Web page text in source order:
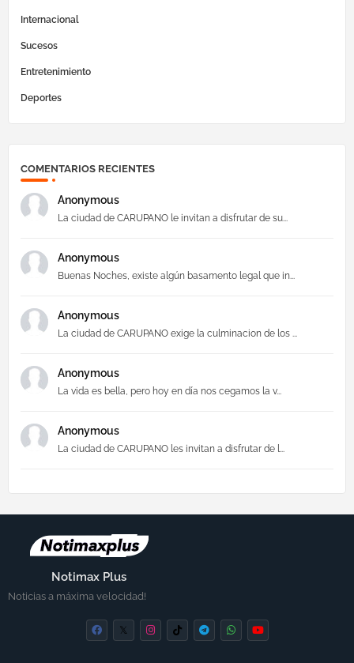
Internacional
Sucesos
Entretenimiento
Deportes
COMENTARIOS RECIENTES
Anonymous
La ciudad de CARUPANO le invitan a disfrutar de su...
Anonymous
Buenas Noches, existe algún basamento legal que in...
Anonymous
La ciudad de CARUPANO exige la culminacion de los ...
Anonymous
La vida es bella, pero hoy en día nos cegamos la v...
Anonymous
La ciudad de CARUPANO les invitan a disfrutar de l...
Notimax Plus
Noticias a máxima velocidad!